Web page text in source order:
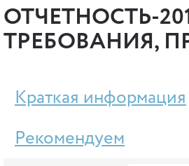
ОТЧЕТНОСТЬ-
ТРЕБОВАНИЯ,
Краткая информация
Рекомендуем